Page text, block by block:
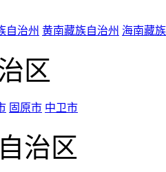
自治州 黄南藏族自治州 海南藏
区
固原市 中卫市
治区